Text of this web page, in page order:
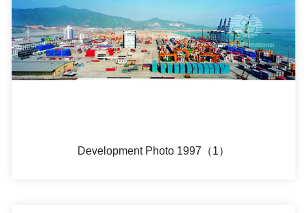
Development Photo 1997（1）